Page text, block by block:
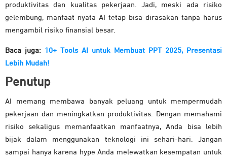
produktivitas dan kualitas pekerjaan. Jadi, meski ada risiko
gelembung, manfaat nyata AI tetap bisa dirasakan tanpa harus
mengambil risiko finansial besar.
Baca juga: 10+ Tools AI untuk Membuat PPT 2025, Presentasi
Lebih Mudah!
Penutup
AI memang membawa banyak peluang untuk mempermudah
pekerjaan dan meningkatkan produktivitas. Dengan memahami
risiko sekaligus memanfaatkan manfaatnya, Anda bisa lebih
bijak dalam menggunakan teknologi ini sehari-hari. Jangan
sampai hanya karena hype Anda melewatkan kesempatan untuk